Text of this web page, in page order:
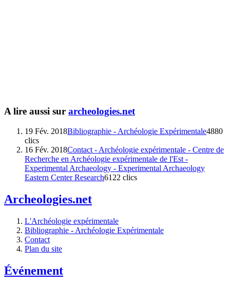
A lire aussi sur archeologies.net
19 Fév. 2018Bibliographie - Archéologie Expérimentale4880
clics
16 Fév. 2018Contact - Archéologie expérimentale - Centre de
Recherche en Archéologie expérimentale de l'Est -
Experimental Archaeology - Experimental Archaeology
Eastern Center Research6122 clics
Archeologies.net
L'Archéologie expérimentale
Bibliographie - Archéologie Expérimentale
Contact
Plan du site
Événement